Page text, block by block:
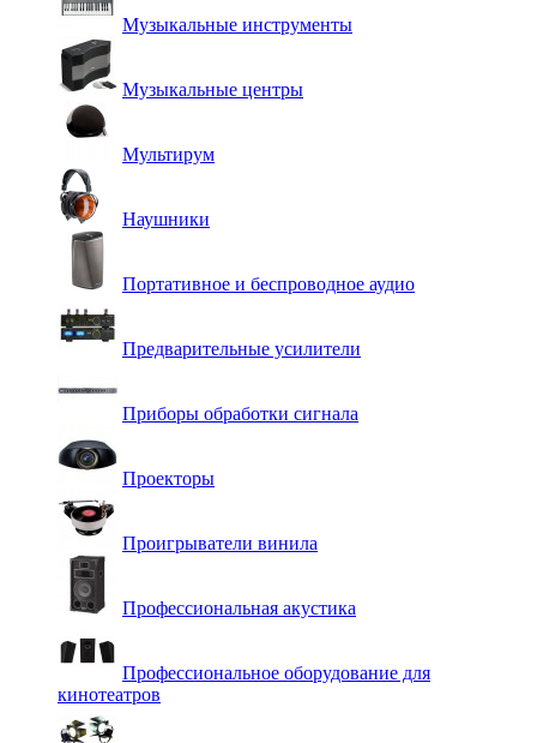
Музыкальные инструменты
Музыкальные центры
Мультирум
Наушники
Портативное и беспроводное аудио
Предварительные усилители
Приборы обработки сигнала
Проекторы
Проигрыватели винила
Профессиональная акустика
Профессиональное оборудование для
кинотеатров